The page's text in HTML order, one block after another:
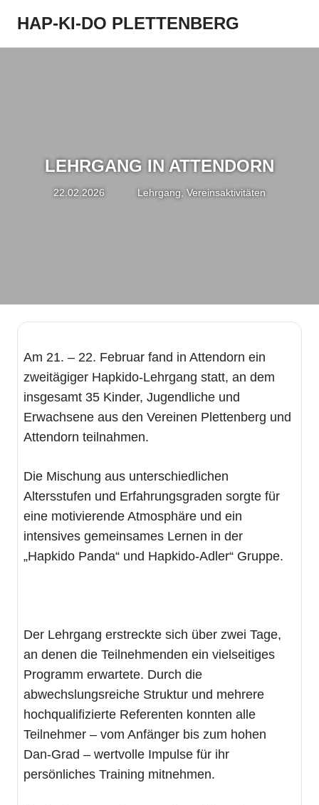
InhaltHAP-KI-DO PLETTENBERG
LEHRGANG IN ATTENDORN
22.02.2026 Simon Pfeifer
Lehrgang, Vereinsaktivitäten
Am 21. – 22. Februar fand in Attendorn ein
zweitägiger Hapkido‑Lehrgang statt, an dem
insgesamt 35 Kinder, Jugendliche und
Erwachsene aus den Vereinen Plettenberg und
Attendorn teilnahmen.
Die Mischung aus unterschiedlichen
Altersstufen und Erfahrungsgraden sorgte für
eine motivierende Atmosphäre und ein
intensives gemeinsames Lernen in der
„Hapkido Panda“ und Hapkido-Adler“ Gruppe.
Der Lehrgang erstreckte sich über zwei Tage,
an denen die Teilnehmenden ein vielseitiges
Programm erwartete. Durch die
abwechslungsreiche Struktur und mehrere
hochqualifizierte Referenten konnten alle
Teilnehmer – vom Anfänger bis zum hohen
Dan‑Grad – wertvolle Impulse für ihr
persönliches Training mitnehmen.